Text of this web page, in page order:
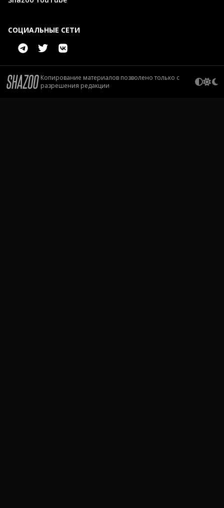
СОЦИАЛЬНЫЕ СЕТИ
Копирование материалов позволено только с
разрешения редакции